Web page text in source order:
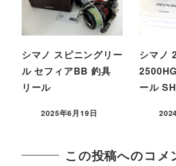
シマノ スピニングリー
ル セフィアBB 釣具
リール
2025年6月19日
シマノ
ール
この投稿へのコメ